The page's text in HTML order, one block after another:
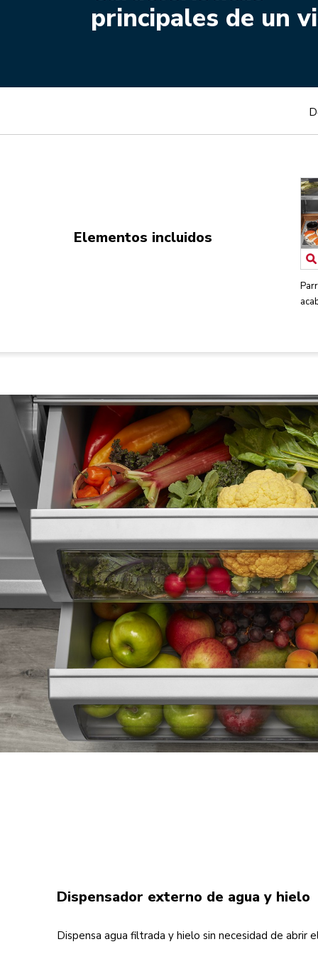
principales de un
Elementos incluidos
Dispensador externo de agua y hielo
Dispensa agua filtrada y hielo sin necesidad de abrir